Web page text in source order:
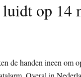
op 14
de handen ineen om